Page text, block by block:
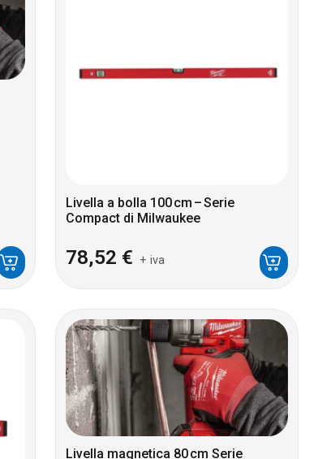
Livella a bolla 100 cm – Serie
Compact di Milwaukee
78,52 € + iva
Livella magnetica 80 cm Serie